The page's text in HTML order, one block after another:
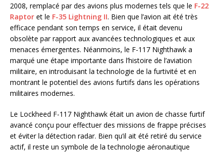
2008, remplacé par des avions plus modernes tels que le F-22
Raptor et le F-35 Lightning II. Bien que l’avion ait été très
efficace pendant son temps en service, il était devenu
obsolète par rapport aux avancées technologiques et aux
menaces émergentes. Néanmoins, le F-117 Nighthawk a
marqué une étape importante dans l’histoire de l’aviation
militaire, en introduisant la technologie de la furtivité et en
montrant le potentiel des avions furtifs dans les opérations
militaires modernes.
Le Lockheed F-117 Nighthawk était un avion de chasse furtif
avancé conçu pour effectuer des missions de frappe précises
et éviter la détection radar. Bien qu’il ait été retiré du service
actif, il reste un symbole de la technologie aéronautique